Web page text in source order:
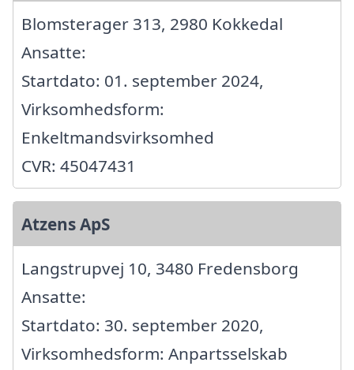
Blomsterager 313, 2980 Kokkedal
Ansatte:
Startdato: 01. september 2024,
Virksomhedsform:
Enkeltmandsvirksomhed
CVR: 45047431
Atzens ApS
Langstrupvej 10, 3480 Fredensborg
Ansatte:
Startdato: 30. september 2020,
Virksomhedsform: Anpartsselskab